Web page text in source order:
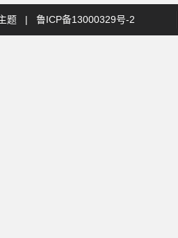
主题 | 鲁ICP备13000329号-2